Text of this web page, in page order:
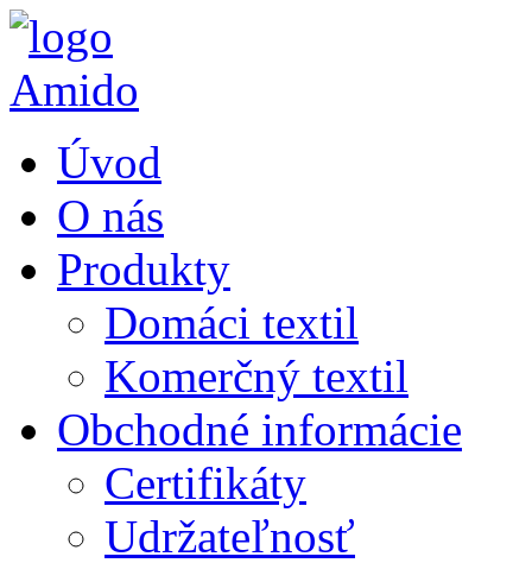
Úvod
O nás
Produkty
Domáci textil
Komerčný textil
Obchodné informácie
Certifikáty
Udržateľnosť